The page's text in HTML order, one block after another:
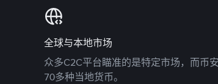
全球与本地市场
众多C2C平台瞄准的是特定市场，而币
70多种当地货币。